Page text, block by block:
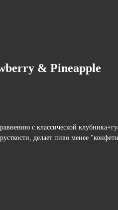
& Pineapple
с классической
делает пиво менее